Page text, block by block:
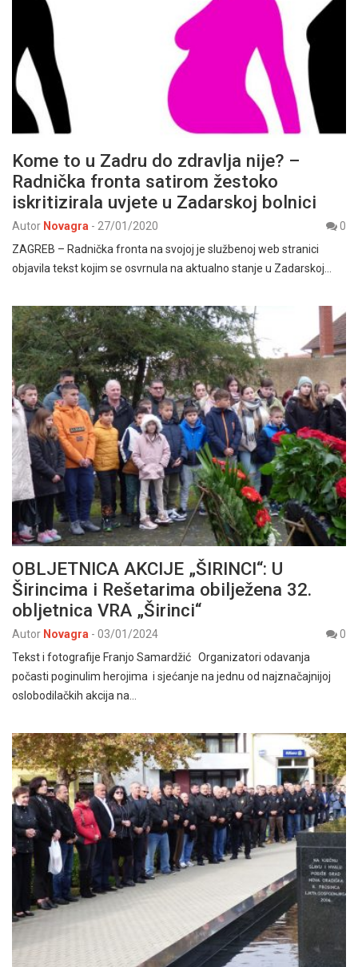
Kome to u Zadru do zdravlja nije? –
Radnička fronta satirom žestoko
iskritizirala uvjete u Zadarskoj bolnici
Autor Novagra - 27/01/2020
0
ZAGREB – Radnička fronta na svojoj je službenoj web stranici
objavila tekst kojim se osvrnula na aktualno stanje u Zadarskoj…
OBLJETNICA AKCIJE „ŠIRINCI“: U
Širincima i Rešetarima obilježena 32.
obljetnica VRA „Širinci“
Autor Novagra - 03/01/2024
0
Tekst i fotografije Franjo Samardžić Organizatori odavanja
počasti poginulim herojima i sjećanje na jednu od najznačajnijoj
oslobodilačkih akcija na…